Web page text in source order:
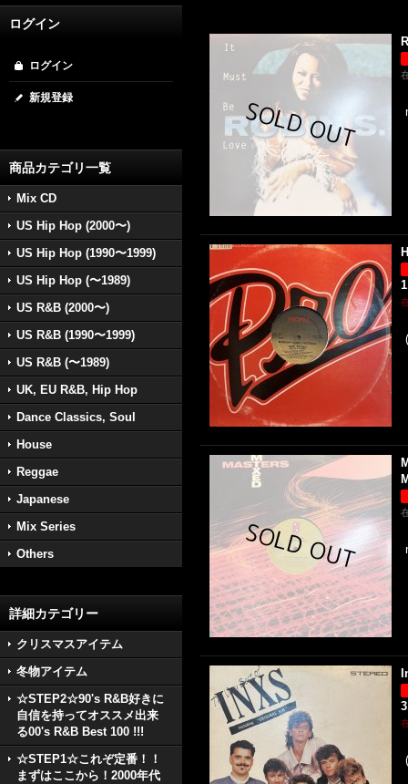
ログイン
ログイン
新規登録
商品カテゴリ一覧
Mix CD
US Hip Hop (2000〜)
US Hip Hop (1990〜1999)
US Hip Hop (〜1989)
US R&B (2000〜)
US R&B (1990〜1999)
US R&B (〜1989)
UK, EU R&B, Hip Hop
Dance Classics, Soul
House
Reggae
Japanese
Mix Series
Others
詳細カテゴリー
クリスマスアイテム
冬物アイテム
☆STEP2☆90's R&B好きに
自信を持ってオススメ出来
る00's R&B Best 100 !!!
☆STEP1☆これぞ定番！！
まずはここから！2000年代